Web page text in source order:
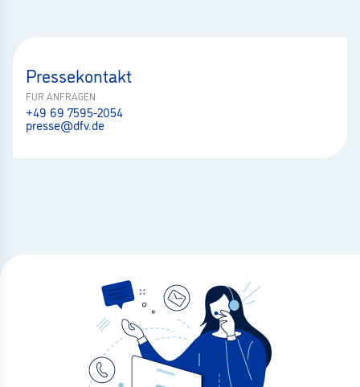
Pressekontakt
FÜR ANFRAGEN
+49 69 7595-2054
presse@dfv.de